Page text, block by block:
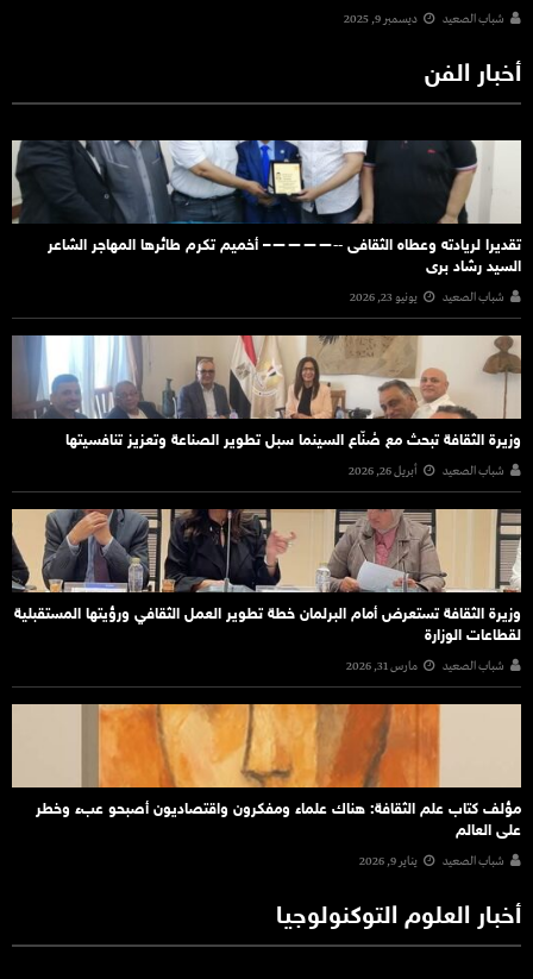
شباب الصعيد ديسمبر 9, 2025
أخبار الفن
تقديرا لريادته وعطاه الثقافى ‐‐————– أخميم تكرم طائرها المهاجر الشاعر
السيد رشاد برى
شباب الصعيد يونيو 23, 2026
وزيرة الثقافة تبحث مع صُنّاع السينما سبل تطوير الصناعة وتعزيز تنافسيتها
شباب الصعيد أبريل 26, 2026
وزيرة الثقافة تستعرض أمام البرلمان خطة تطوير العمل الثقافي ورؤيتها المستقبلية
لقطاعات الوزارة
شباب الصعيد مارس 31, 2026
مؤلف كتاب علم الثقافة: هناك علماء ومفكرون واقتصاديون أصبحو عبء وخطر
على العالم
شباب الصعيد يناير 9, 2026
أخبار العلوم التوكنولوجيا